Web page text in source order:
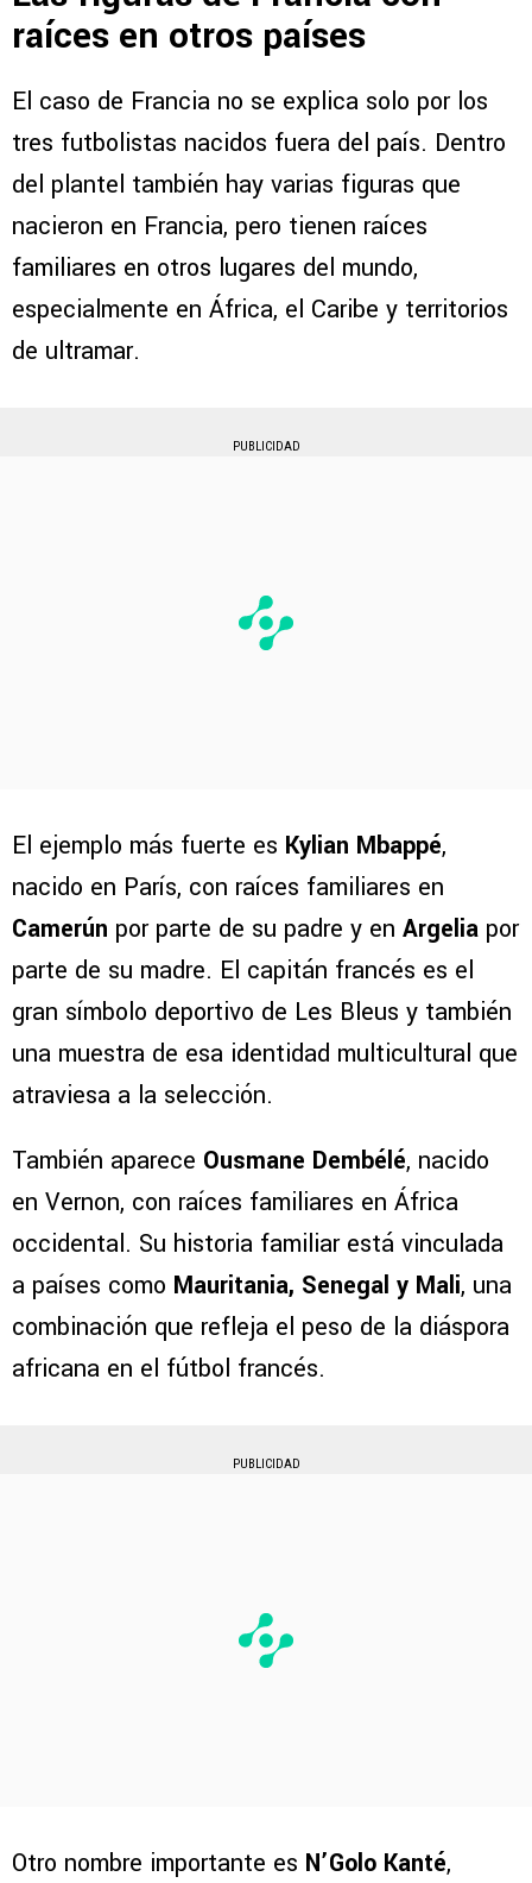
raíces en otros países
El caso de Francia no se explica solo por los
tres futbolistas nacidos fuera del país. Dentro
del plantel también hay varias figuras que
nacieron en Francia, pero tienen raíces
familiares en otros lugares del mundo,
especialmente en África, el Caribe y territorios
de ultramar.
PUBLICIDAD
El ejemplo más fuerte es Kylian Mbappé,
nacido en París, con raíces familiares en
Camerún por parte de su padre y en Argelia por
parte de su madre. El capitán francés es el
gran símbolo deportivo de Les Bleus y también
una muestra de esa identidad multicultural que
atraviesa a la selección.
También aparece Ousmane Dembélé, nacido
en Vernon, con raíces familiares en África
occidental. Su historia familiar está vinculada
a países como Mauritania, Senegal y Mali, una
combinación que refleja el peso de la diáspora
africana en el fútbol francés.
PUBLICIDAD
Otro nombre importante es N’Golo Kanté,